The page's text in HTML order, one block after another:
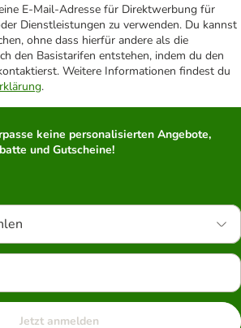
E-Mail-Adresse für Direktwerbung für
Dienstleistungen zu verwenden. Du kannst
ohne dass hierfür andere als die
den Basistarifen entstehen, indem du den
Weitere Informationen findest du
.
keine personalisierten Angebote,
und Gutscheine!
Jetzt anmelden